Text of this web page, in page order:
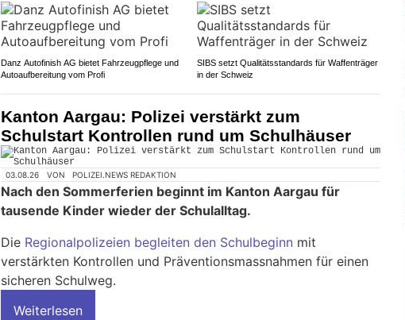
Danz Autofinish AG bietet Fahrzeugpflege und
Autoaufbereitung vom Profi
SIBS setzt Qualitätsstandards für Waffenträger
in der Schweiz
Kanton Aargau: Polizei verstärkt zum
Schulstart Kontrollen rund um Schulhäuser
03.08.26 VON POLIZEI.NEWS REDAKTION
Nach den Sommerferien beginnt im Kanton Aargau für
tausende Kinder wieder der Schulalltag.
Die Regionalpolizeien begleiten den Schulbeginn mit
verstärkten Kontrollen und Präventionsmassnahmen für einen
sicheren Schulweg.
Weiterlesen